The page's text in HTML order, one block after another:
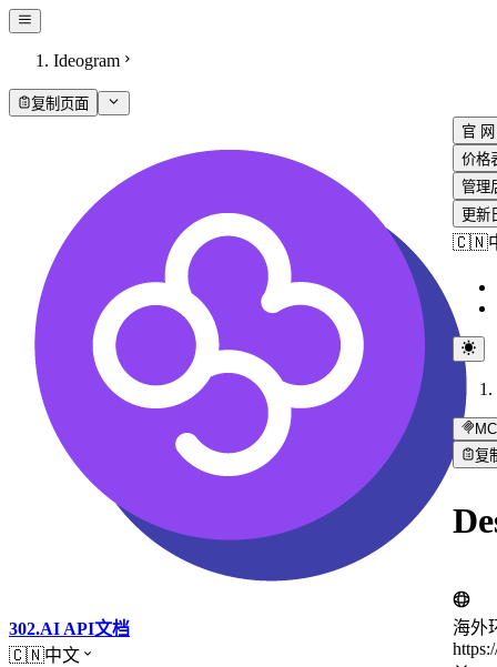
Ideogram
复制页面
302.AI API文档
🇨🇳中文
官 网
价格
管理
更新
🇨🇳
复
海外